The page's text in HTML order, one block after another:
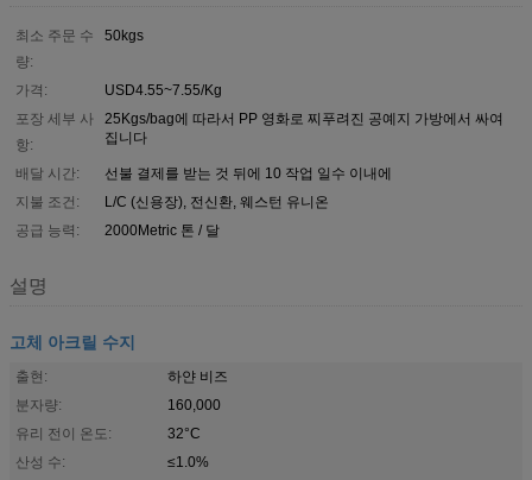
최소 주문 수
량:
50kgs
가격:
USD4.55~7.55/Kg
포장 세부 사
항:
25Kgs/bag에 따라서 PP 영화로 찌푸려진 공예지 가방에서 싸여
집니다
배달 시간:
선불 결제를 받는 것 뒤에 10 작업 일수 이내에
지불 조건:
L/C (신용장), 전신환, 웨스턴 유니온
공급 능력:
2000Metric 톤 / 달
설명
고체 아크릴 수지
출현:
하얀 비즈
분자량:
160,000
유리 전이 온도:
32°C
산성 수:
≤1.0%